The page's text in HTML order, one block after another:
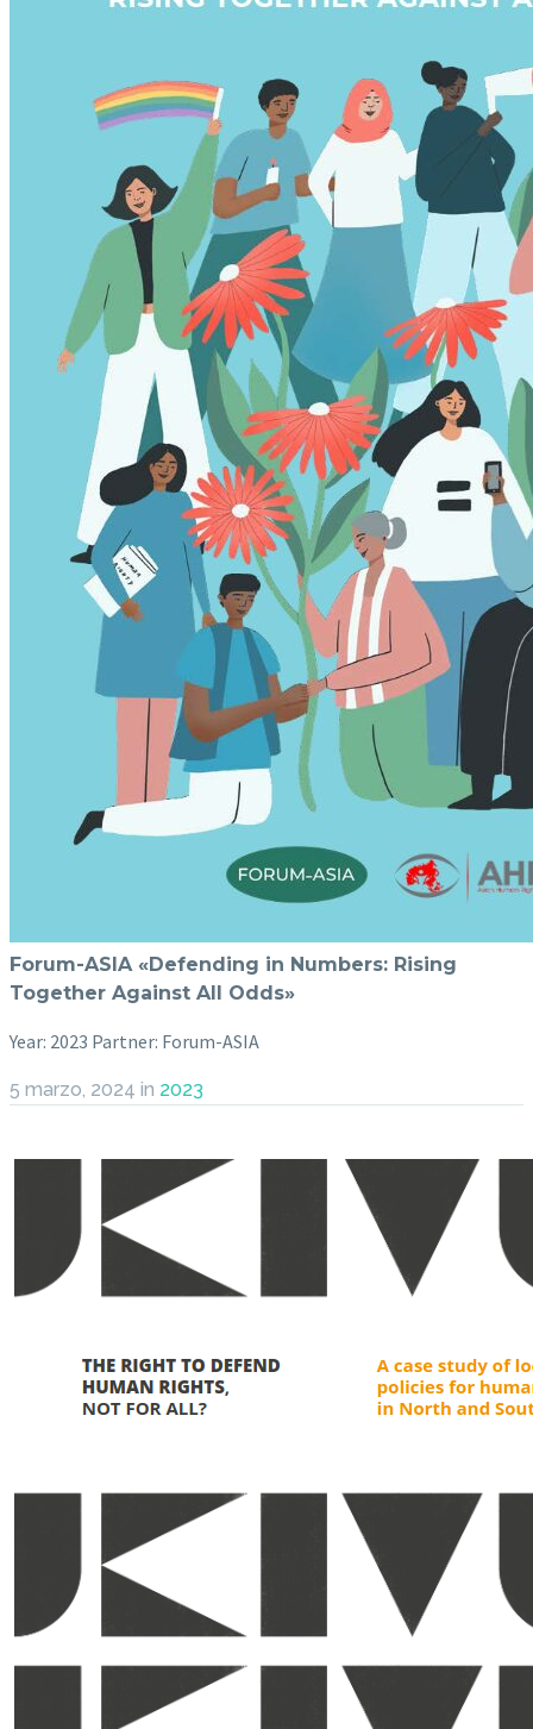
Forum-ASIA «Defending in Numbers: Rising
Together Against All Odds»
Year: 2023 Partner: Forum-ASIA
5 marzo, 2024 in 2023